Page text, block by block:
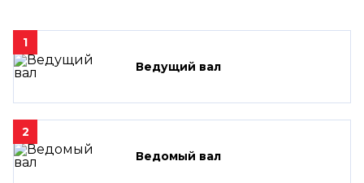
1
Ведущий вал
2
Ведомый вал